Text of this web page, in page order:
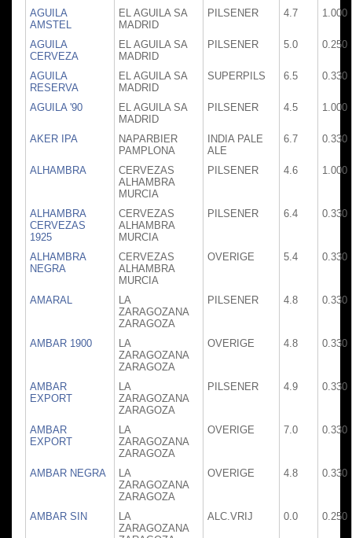
AGUILA
AMSTEL
EL AGUILA SA
MADRID
PILSENER 4.7 1.000
AGUILA
CERVEZA
EL AGUILA SA
MADRID
PILSENER 5.0 0.250
AGUILA
RESERVA
EL AGUILA SA
MADRID
SUPERPILS 6.5 0.330
AGUILA '90
EL AGUILA SA
MADRID
PILSENER 4.5 1.000
AKER IPA
NAPARBIER
PAMPLONA
INDIA PALE
ALE
6.7 0.330
ALHAMBRA
CERVEZAS
ALHAMBRA
MURCIA
PILSENER 4.6 1.000
ALHAMBRA
CERVEZAS
1925
CERVEZAS
ALHAMBRA
MURCIA
PILSENER 6.4 0.330
ALHAMBRA
NEGRA
CERVEZAS
ALHAMBRA
MURCIA
OVERIGE 5.4 0.330
AMARAL
LA
ZARAGOZANA
ZARAGOZA
PILSENER 4.8 0.330
AMBAR 1900
LA
ZARAGOZANA
ZARAGOZA
OVERIGE 4.8 0.330
AMBAR
EXPORT
LA
ZARAGOZANA
ZARAGOZA
PILSENER 4.9 0.330
AMBAR
EXPORT
LA
ZARAGOZANA
ZARAGOZA
OVERIGE 7.0 0.330
AMBAR NEGRA
LA
ZARAGOZANA
ZARAGOZA
OVERIGE 4.8 0.330
AMBAR SIN
LA
ZARAGOZANA
ALC.VRIJ 0.0 0.250